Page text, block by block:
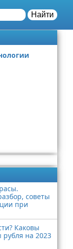
Найти
советы
при
Каковы
рубля на 2023